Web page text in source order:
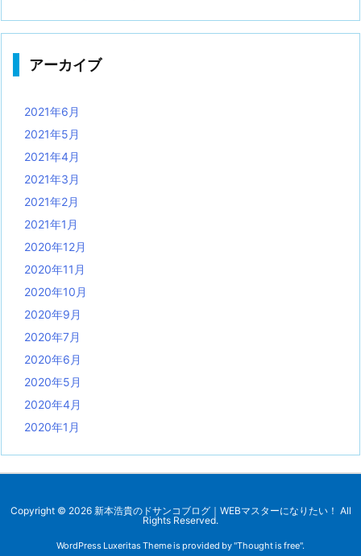
アーカイブ
2021年6月
2021年5月
2021年4月
2021年3月
2021年2月
2021年1月
2020年12月
2020年11月
2020年10月
2020年9月
2020年7月
2020年6月
2020年5月
2020年4月
2020年1月
Copyright © 2026 新本浩貴のドサンコブログ｜WEBマスターになりたい！ All
Rights Reserved.
WordPress Luxeritas Theme is provided by "Thought is free".